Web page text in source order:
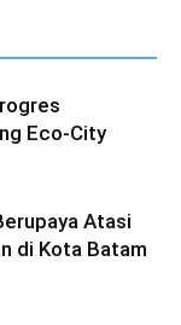
Eco-City
Atasi
di Kota Batam